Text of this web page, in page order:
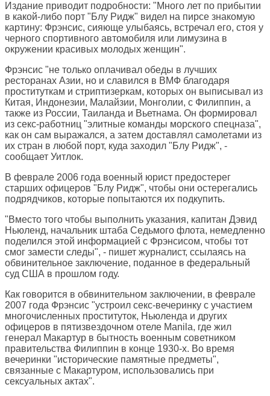
Издание приводит подробности: "Много лет по прибытии
в какой-либо порт "Блу Ридж" видел на пирсе знакомую
картину: Фрэнсис, сияюще улыбаясь, встречал его, стоя у
черного спортивного автомобиля или лимузина в
окружении красивых молодых женщин".
Фрэнсис "не только оплачивал обеды в лучших
ресторанах Азии, но и славился в ВМФ благодаря
проституткам и стриптизеркам, которых он выписывал из
Китая, Индонезии, Малайзии, Монголии, с Филиппин, а
также из России, Таиланда и Вьетнама. Он формировал
из секс-работниц "элитные команды морского спецназа",
как он сам выражался, а затем доставлял самолетами из
их стран в любой порт, куда заходил "Блу Ридж", -
сообщает Уитлок.
В феврале 2006 года военный юрист предостерег
старших офицеров "Блу Ридж", чтобы они остерегались
подрядчиков, которые попытаются их подкупить.
"Вместо того чтобы выполнить указания, капитан Дэвид
Ньюленд, начальник штаба Седьмого флота, немедленно
поделился этой информацией с Фрэнсисом, чтобы тот
смог замести следы", - пишет журналист, ссылаясь на
обвинительное заключение, поданное в федеральный
суд США в прошлом году.
Как говорится в обвинительном заключении, в феврале
2007 года Фрэнсис "устроил секс-вечеринку с участием
многочисленных проституток, Ньюленда и других
офицеров в пятизвездочном отеле Manila, где жил
генерал Макартур в бытность военным советником
правительства Филиппин в конце 1930-х. Во время
вечеринки "исторические памятные предметы",
связанные с Макартуром, использовались при
сексуальных актах".